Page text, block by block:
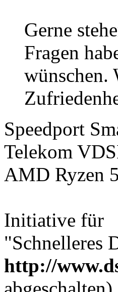
Gerne
Fragen
wünschen.
Speedport
Telekom
AMD Ryzen
Initiative für
"Schnelleres
http://